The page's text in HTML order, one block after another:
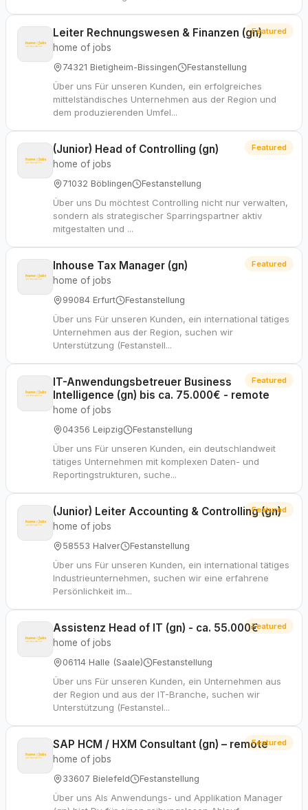
Leiter Rechnungswesen & Finanzen (gn)
home of jobs
74321 Bietigheim-Bissingen Festanstellung
Über uns Für unseren Kunden, ein erfolgreiches
mittelständisches Unternehmen aus der Region und
dem produzierenden Umfel...
Featured
(Junior) Head of Controlling (gn)
home of jobs
71032 Böblingen Festanstellung
Über uns Du möchtest Controlling nicht nur verwalten,
sondern als strategischer Sparringspartner aktiv
mitgestalten und ...
Featured
Inhouse Tax Manager (gn)
home of jobs
99084 Erfurt Festanstellung
Über uns Für unseren Kunden, ein international tätiges
Unternehmen aus der Region, suchen wir
Unterstützung (Festanstell...
Featured
IT-Anwendungsbetreuer Business
Intelligence (gn) bis ca. 75.000€ - remote
home of jobs
04356 Leipzig Festanstellung
Über uns Für unseren Kunden, ein deutschlandweit
tätiges Unternehmen mit komplexen Daten- und
Reportingstrukturen, suche...
Featured
(Junior) Leiter Accounting & Controlling (gn)
home of jobs
58553 Halver Festanstellung
Über uns Für unseren Kunden, ein international tätiges
Industrieunternehmen, suchen wir eine erfahrene
Persönlichkeit im...
Featured
Assistenz Head of IT (gn) - ca. 55.000€
home of jobs
06114 Halle (Saale) Festanstellung
Über uns Für unseren Kunden, ein Unternehmen aus
der Region und aus der IT-Branche, suchen wir
Unterstützung (Festanstel...
Featured
SAP HCM / HXM Consultant (gn) – remote
home of jobs
33607 Bielefeld Festanstellung
Über uns Als Anwendungs- und Applikation Manager
Featured